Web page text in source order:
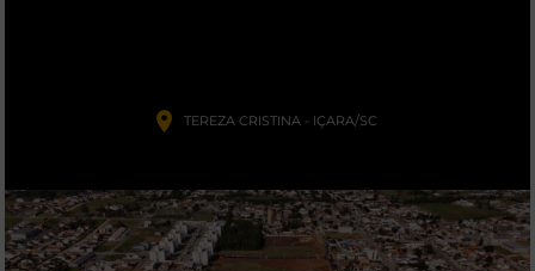
TEREZA CRISTINA - IÇARA/SC